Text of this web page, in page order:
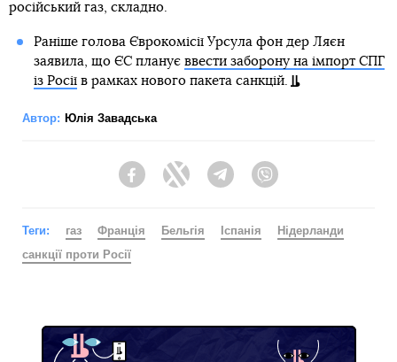
російський газ, складно.
Раніше голова Єврокомісії Урсула фон дер Ляєн
заявила, що ЄС планує ввести заборону на імпорт СПГ
із Росіїв рамках нового пакета санкцій.
Автор: Юлія Завадська
FacebookTwitter Telegram
Теги: газ Франція Бельгія Іспанія
Нідерланди
санкції проти Росії